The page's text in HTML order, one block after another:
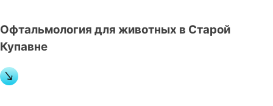
Офтальмология для животных в Старой
Купавне